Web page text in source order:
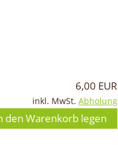
6,00 EUR
inkl. MwSt. Abholung
den Warenkorb legen